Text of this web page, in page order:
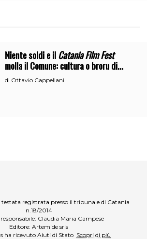
Niente soldi e ilCatania Film Fest
molla il Comune: cultura o broru di
ciciri?
di Ottavio Cappellani
testata registrata presso il tribunale di Catania
n.18/2014
Claudia Maria Campese
Editore: Artemide srls
ha ricevuto Aiuti di Stato Scopri di più